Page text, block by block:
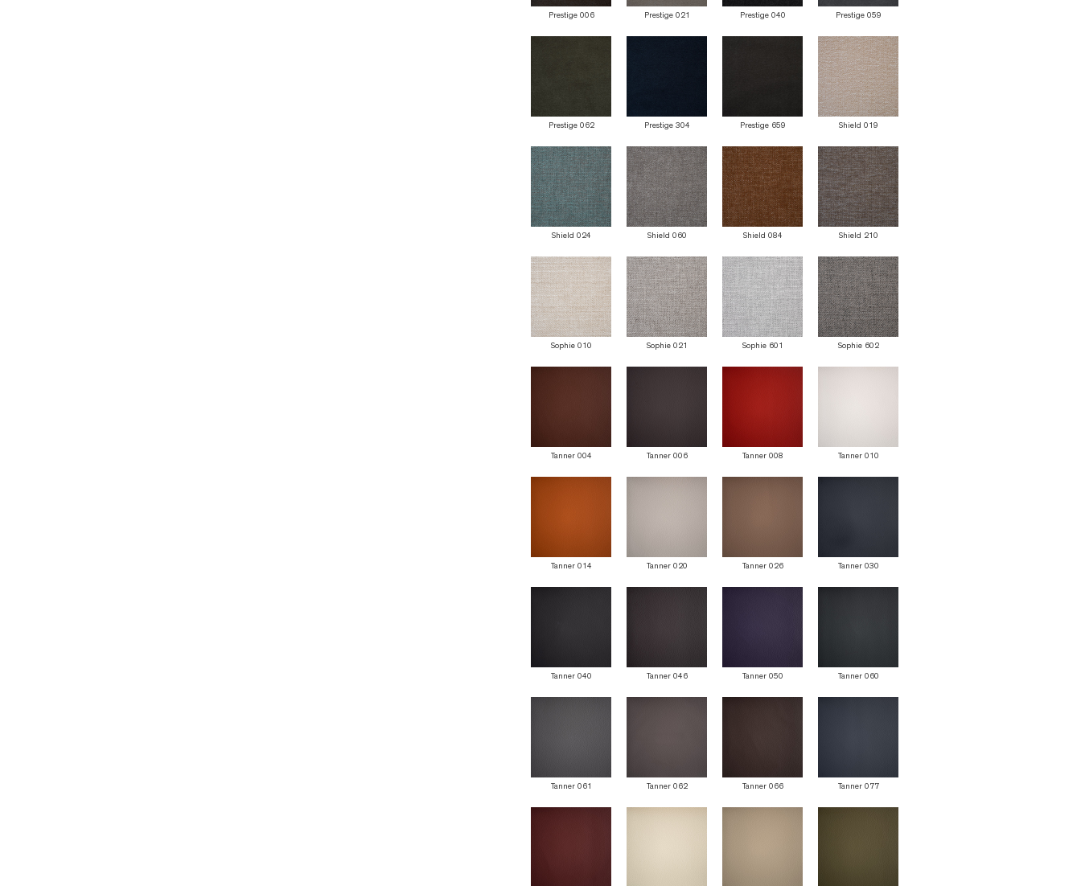
Prestige 006 Prestige 021 Prestige 040 Prestige 059
Prestige 062 Prestige 304 Prestige 659 Shield 019
Shield 024 Shield 060 Shield 084 Shield 210
Sophie 010 Sophie 021 Sophie 601 Sophie 602
Tanner 004 Tanner 006 Tanner 008 Tanner 010
Tanner 014 Tanner 020 Tanner 026 Tanner 030
Tanner 040 Tanner 046 Tanner 050 Tanner 060
Tanner 061 Tanner 062 Tanner 066 Tanner 077